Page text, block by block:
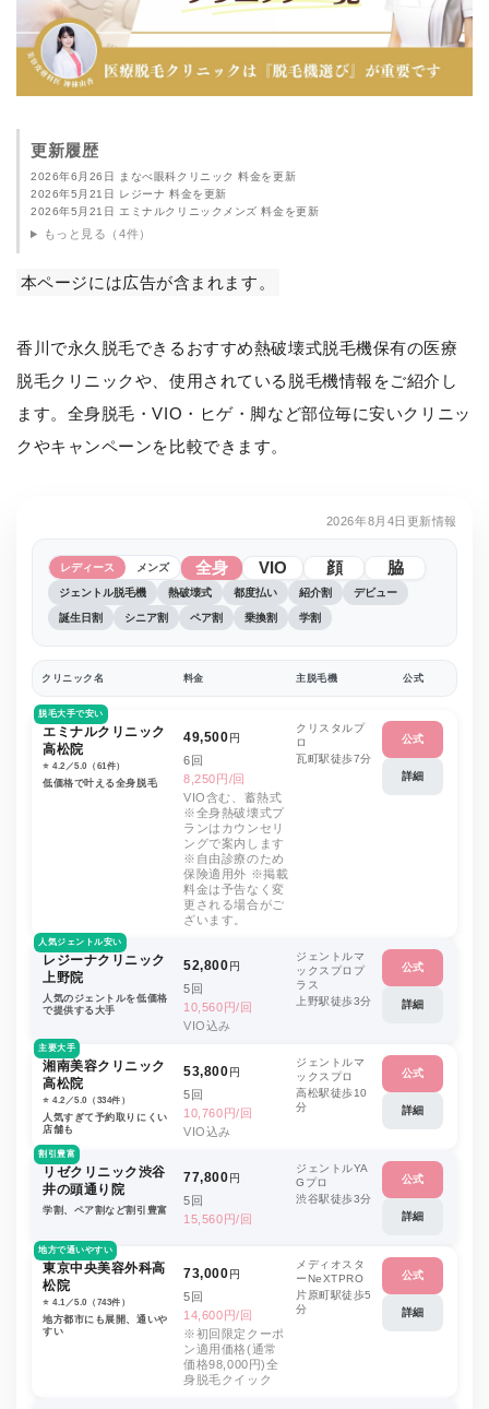
更新履歴
2026年6月26日 まなべ眼科クリニック 料金を更新
2026年5月21日 レジーナ 料金を更新
2026年5月21日 エミナルクリニックメンズ 料金を更新
もっと見る（4件）
本ページには広告が含まれます。
香川で永久脱毛できるおすすめ熱破壊式脱毛機保有の医療
脱毛クリニックや、使用されている脱毛機情報をご紹介し
ます。全身脱毛・VIO・ヒゲ・脚など部位毎に安いクリニッ
クやキャンペーンを比較できます。
2026年8月4日更新情報
レディース メンズ 全身 VIO 顔 脇
ジェントル脱毛機 熱破壊式 都度払い 紹介割 デビュー
誕生日割 シニア割 ペア割 乗換割 学割
クリニック名 料金 主脱毛機 公式
脱毛大手で安い
エミナルクリニック
高松院
⭐️ 4.2／5.0（61件）
低価格で叶える全身脱毛
49,500円
6回
8,250円/回
VIO含む、蓄熱式
※全身熱破壊式プ
ランはカウンセリ
ングで案内します
※自由診療のため
保険適用外 ※掲載
料金は予告なく変
更される場合がご
ざいます。
クリスタルプ
ロ
瓦町駅徒歩7分
公式
詳細
人気ジェントル安い
レジーナクリニック
上野院
人気のジェントルを低価格
で提供する大手
52,800円
5回
10,560円/回
VIO込み
ジェントルマ
ックスプロプ
ラス
上野駅徒歩3分
公式
詳細
主要大手
湘南美容クリニック
高松院
⭐️ 4.2／5.0（334件）
人気すぎて予約取りにくい
店舗も
53,800円
5回
10,760円/回
VIO込み
ジェントルマ
ックスプロ
高松駅徒歩10
分
公式
詳細
割引豊富
リゼクリニック渋谷
井の頭通り院
学割、ペア割など割引豊富
77,800円
5回
15,560円/回
ジェントルYA
Gプロ
渋谷駅徒歩3分
公式
詳細
地方で通いやすい
東京中央美容外科高
松院
⭐️ 4.1／5.0（743件）
地方都市にも展開、通いや
すい
73,000円
5回
14,600円/回
※初回限定クーポ
ン適用価格(通常
価格98,000円)全
身脱毛クイック
メディオスタ
ーNeXTPRO
片原町駅徒歩5
分
公式
詳細